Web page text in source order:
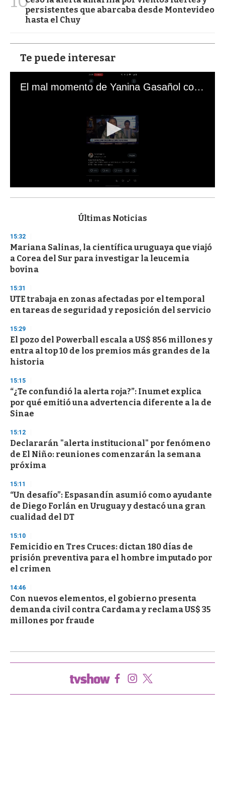
persistentes que abarcaba desde Montevideo
hasta el Chuy
Te puede interesar
El mal momento de Yanina Gasañol con un hincha argentino en "Subrayado"
s
d
s
o
f
3
s
e
c
o
d
s
Últimas Noticias
15:32
Mariana Salinas, la científica uruguaya que viajó
a Corea del Sur para investigar la leucemia
bovina
15:31
UTE trabaja en zonas afectadas por el temporal
en tareas de seguridad y reposición del servicio
15:29
El pozo del Powerball escala a US$ 856 millones y
entra al top 10 de los premios más grandes de la
historia
15:15
“¿Te confundió la alerta roja?”: Inumet explica
por qué emitió una advertencia diferente a la de
Sinae
15:12
Declararán "alerta institucional" por fenómeno
de El Niño: reuniones comenzarán la semana
próxima
15:11
“Un desafío”: Espasandín asumió como ayudante
de Diego Forlán en Uruguay y destacó una gran
cualidad del DT
15:10
Femicidio en Tres Cruces: dictan 180 días de
prisión preventiva para el hombre imputado por
el crimen
14:46
Con nuevos elementos, el gobierno presenta
demanda civil contra Cardama y reclama US$ 35
millones por fraude